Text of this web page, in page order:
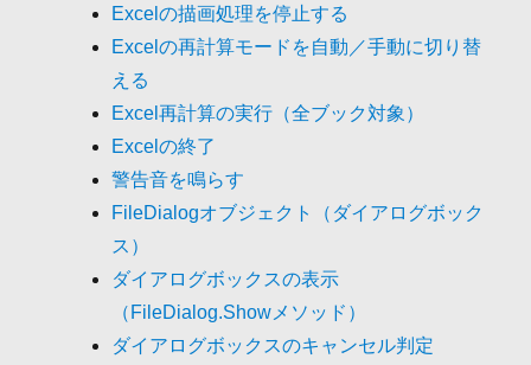
Excelの描画処理を停止する
Excelの再計算モードを自動／手動に切り替
える
Excel再計算の実行（全ブック対象）
Excelの終了
警告音を鳴らす
FileDialogオブジェクト（ダイアログボック
ス）
ダイアログボックスの表示
（FileDialog.Showメソッド）
ダイアログボックスのキャンセル判定